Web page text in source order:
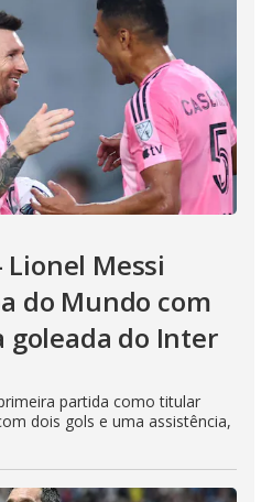
Lionel Messi
do Mundo com
goleada do Inter
partida como titular
dois gols e uma assistência,